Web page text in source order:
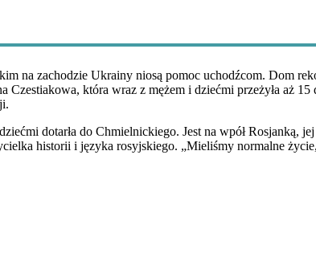
na zachodzie Ukrainy niosą pomoc uchodźcom. Dom
Czestiakowa, która wraz z mężem i dziećmi przeżyła aż
dotarła do Chmielnickiego. Jest na wpół Rosjanką,
historii i języka rosyjskiego. „Mieliśmy normalne